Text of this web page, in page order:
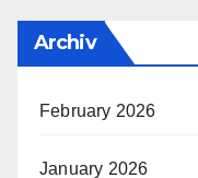
Archiv
February 2026
January 2026